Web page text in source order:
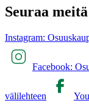
Seuraa
Instagram:
Facebook:
välilehteen